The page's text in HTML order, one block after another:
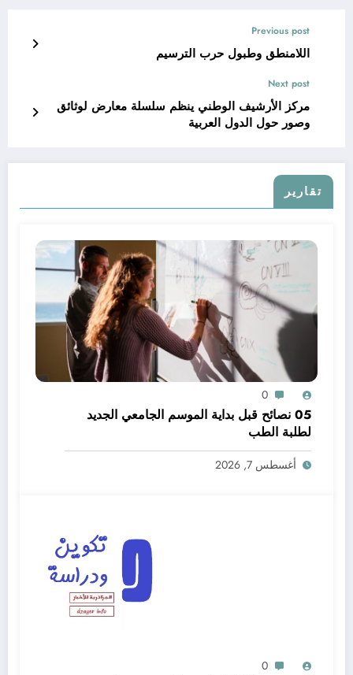
Previous post
اللامنطق وطبول حرب الترسيم
Next post
مركز الأرشيف الوطني ينظم سلسلة معارض لوثائق
وصور حول الدول العربية
تقارير
0
05 نصائح قبل بداية الموسم الجامعي الجديد
لطلبة الطب
أغسطس 7, 2026
0